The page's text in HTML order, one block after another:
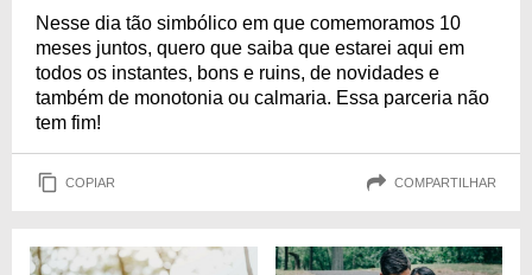
Nesse dia tão simbólico em que comemoramos 10
meses juntos, quero que saiba que estarei aqui em
todos os instantes, bons e ruins, de novidades e
também de monotonia ou calmaria. Essa parceria não
tem fim!
COPIAR COMPARTILHAR